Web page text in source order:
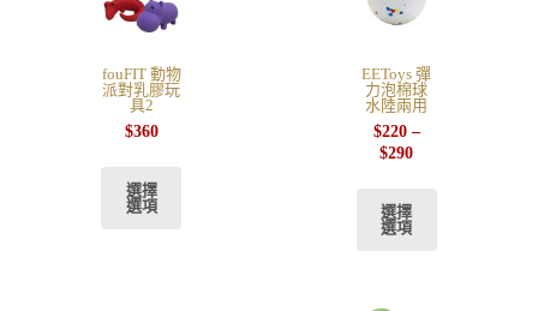
fouFIT 動物
派對乳膠玩
具2
$360
選擇
選項
EEToys 彈
力泡棉球
水陸兩用
$220–
$290
選擇
選項